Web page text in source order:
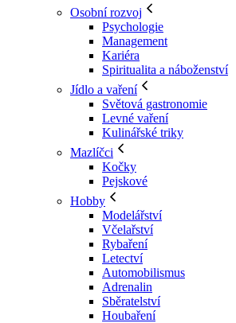
Osobní rozvoj
Psychologie
Management
Kariéra
Spiritualita a náboženství
Jídlo a vaření
Světová gastronomie
Levné vaření
Kulinářské triky
Mazlíčci
Kočky
Pejskové
Hobby
Modelářství
Včelařství
Rybaření
Letectví
Automobilismus
Adrenalin
Sběratelství
Houbaření